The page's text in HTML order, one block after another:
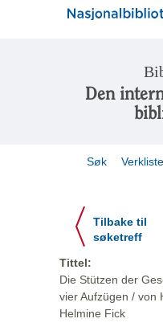
Den
Søk Verkliste
Tilbake til
søketreff
Tittel:
Die Stützen der
vier Aufzügen / von
Helmine Fick